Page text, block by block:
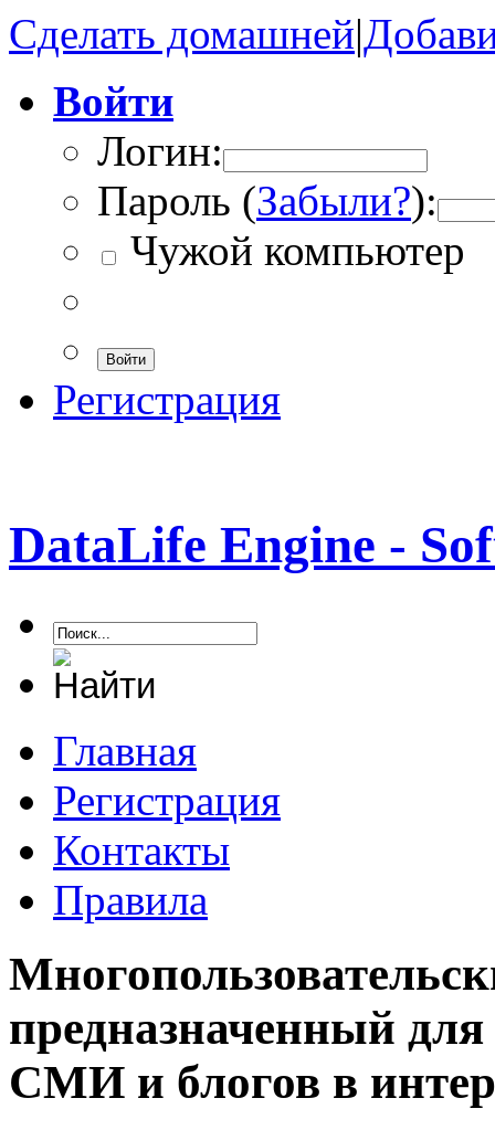
Сделать домашней|
Войти
Логин:
Пароль (Забыли?):
Чужой компьютер
Войти
Регистрация
DataLife Engine -
Главная
Регистрация
Контакты
Правила
предназначенный
СМИ и блогов в